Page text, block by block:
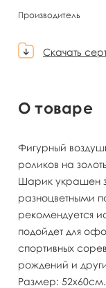
Производитель
Скачать
О товаре
Фигурный
роликов на
Шарик украшен
разноцветными
рекомендуется
подойдет для
спортивных
рождений и
Размер: 52х60см.